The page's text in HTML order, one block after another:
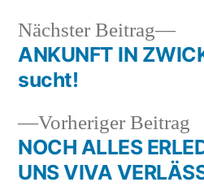
Vorheriger Beitrag
NOCH ALLES
UNS VIVA
Nächster Beitrag
ANKUNFT IN
sucht!